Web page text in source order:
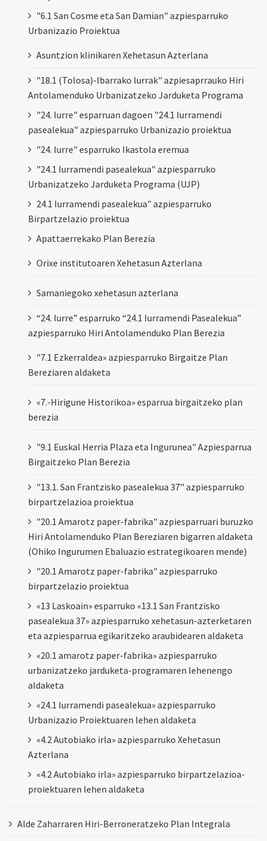
"6.1 San Cosme eta San Damian" azpiesparruko
Urbanizazio Proiektua
Asuntzion klinikaren Xehetasun Azterlana
"18.1 (Tolosa)-Ibarrako lurrak" azpiesaprrauko Hiri
Antolamenduko Urbanizatzeko Jarduketa Programa
"24. Iurre" esparruan dagoen "24.1 Iurramendi
pasealekua" azpiesparruko Urbanizazio proiektua
"24. Iurre" esparruko Ikastola eremua
"24.1 Iurramendi pasealekua" azpiesparruko
Urbanizatzeko Jarduketa Programa (UJP)
24.1 Iurramendi pasealekua" azpiesparruko
Birpartzelazio proiektua
Apattaerrekako Plan Berezia
Orixe institutoaren Xehetasun Azterlana
Samaniegoko xehetasun azterlana
“24. Iurre” esparruko “24.1 Iurramendi Pasealekua”
azpiesparruko Hiri Antolamenduko Plan Berezia
"7.1 Ezkerraldea» azpiesparruko Birgaitze Plan
Bereziaren aldaketa
«7.-Hirigune Historikoa» esparrua birgaitzeko plan
berezia
"9.1 Euskal Herria Plaza eta Ingurunea" Azpiesparrua
Birgaitzeko Plan Berezia
"13.1. San Frantzisko pasealekua 37" azpiesparruko
birpartzelazioa proiektua
"20.1 Amarotz paper-fabrika" azpiesparruari buruzko
Hiri Antolamenduko Plan Bereziaren bigarren aldaketa
(Ohiko Ingurumen Ebaluazio estrategikoaren mende)
"20.1 Amarotz paper-fabrika" azpiesparruko
birpartzelazio proiektua
«13 Laskoain» esparruko «13.1 San Frantzisko
pasealekua 37» azpiesparruko xehetasun-azterketaren
eta azpiesparrua egikaritzeko araubidearen aldaketa
«20.1 amarotz paper-fabrika» azpiesparruko
urbanizatzeko jarduketa-programaren lehenengo
aldaketa
«24.1 Iurramendi pasealekua» azpiesparruko
Urbanizazio Proiektuaren lehen aldaketa
«4.2 Autobiako irla» azpiesparruko Xehetasun
Azterlana
«4.2 Autobiako irla» azpiesparruko birpartzelazioa-
proiektuaren lehen aldaketa
Alde Zaharraren Hiri-Berroneratzeko Plan Integrala